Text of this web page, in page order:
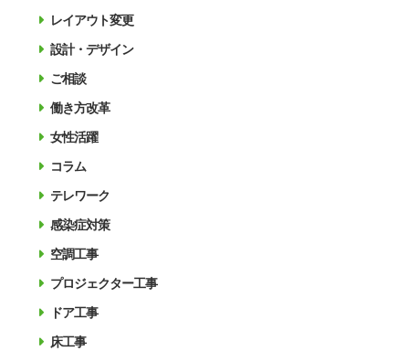
レイアウト変更
設計・デザイン
ご相談
働き方改革
女性活躍
コラム
テレワーク
感染症対策
空調工事
プロジェクター工事
ドア工事
床工事